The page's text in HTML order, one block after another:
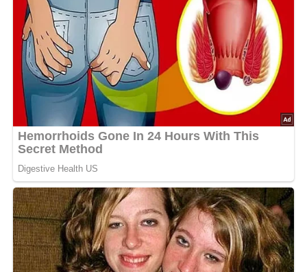
Anzahl der Portionen:Ergibt ca. 750 ml Eierlikör
Zutaten für den Eierlikör
8 Eigelb
1 Dose gezuckerte Kondensmilch
1/2 Flasche Korn oder Wodka
Saft von 1 Zitrone
Zubereitung des Eierlikörs